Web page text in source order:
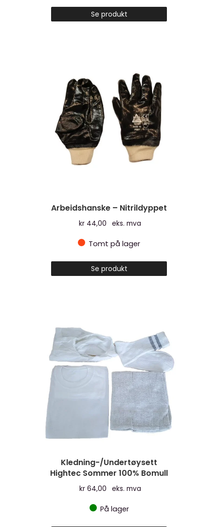
Se produkt
Arbeidshanske – Nitrildyppet
kr 44,00 eks. mva
Tomt på lager
Se produkt
Kledning-/Undertøysett
Hightec Sommer 100% Bomull
kr64,00 eks. mva
På lager